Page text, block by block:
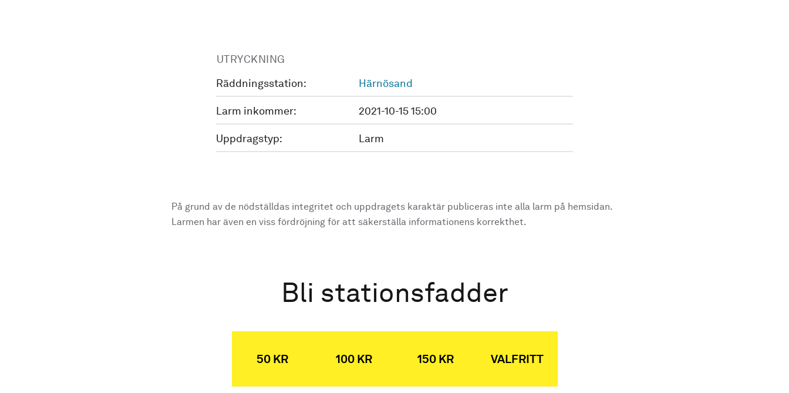
UTRYCKNING
Räddningsstation:
Härnösand
Larm inkommer: 2021-10-15 15:00
Uppdragstyp: Larm
På grund av de nödställdas integritet och uppdragets karaktär publiceras inte alla larm på hemsidan.
Larmen har även en viss fördröjning för att säkerställa informationens korrekthet.
Bli stationsfadder
50 KR 100 KR 150 KR VALFRITT